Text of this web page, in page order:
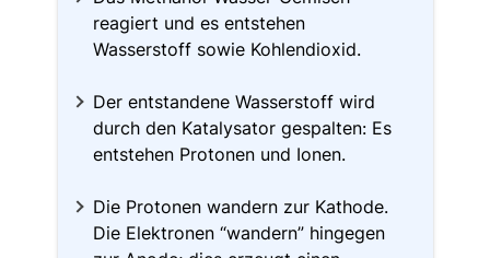
reagiert und es entstehen
Wasserstoff sowie Kohlendioxid.
Der entstandene Wasserstoff wird
durch den Katalysator gespalten: Es
entstehen Protonen und Ionen.
Die Protonen wandern zur Kathode.
Die Elektronen “wandern” hingegen